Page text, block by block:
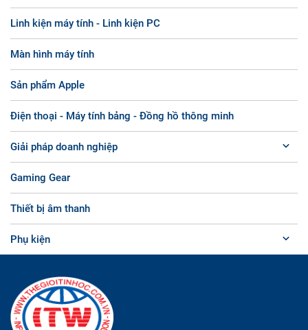
Linh kiện máy tính - Linh kiện PC
Màn hình máy tính
Sản phẩm Apple
Điện thoại - Máy tính bảng - Đồng hồ thông minh
Giải pháp doanh nghiệp
Gaming Gear
Thiết bị âm thanh
Phụ kiện